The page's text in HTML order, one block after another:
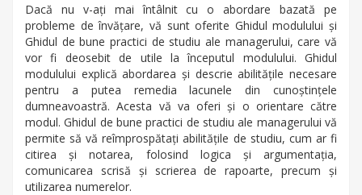
Dacă nu v-ați mai întâlnit cu o abordare bazată pe
probleme de învățare, vă sunt oferite Ghidul modulului și
Ghidul de bune practici de studiu ale managerului, care vă
vor fi deosebit de utile la începutul modulului. Ghidul
modulului explică abordarea și descrie abilitățile necesare
pentru a putea remedia lacunele din cunoștințele
dumneavoastră. Acesta vă va oferi și o orientare către
modul. Ghidul de bune practici de studiu ale managerului vă
permite să vă reîmprospătați abilitățile de studiu, cum ar fi
citirea și notarea, folosind logica și argumentația,
comunicarea scrisă și scrierea de rapoarte, precum și
utilizarea numerelor.